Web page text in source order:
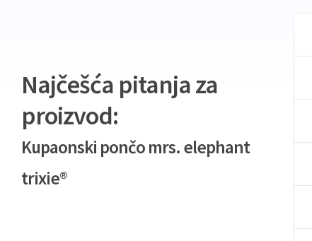
Najčešća pitanja za
proizvod:
Kupaonski pončo mrs. elephant
trixie®